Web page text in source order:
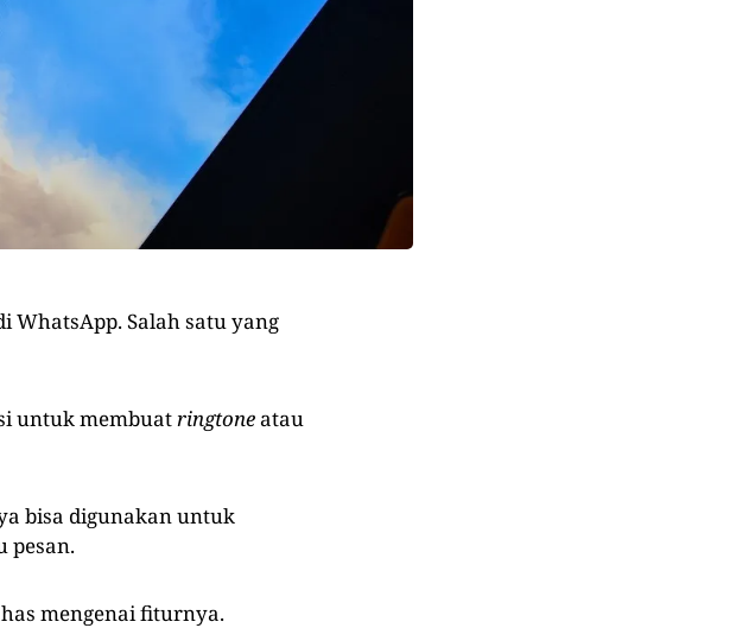
WhatsApp. Salah satu yang
untuk membuatringtoneatau
bisa digunakan untuk
pesan.
mengenai fiturnya.